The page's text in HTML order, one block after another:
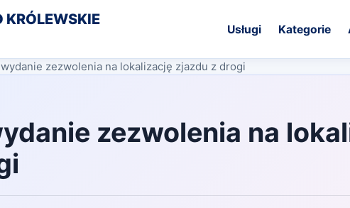
KRÓLEWSKIE
Usługi Kategorie
zezwolenia na lokalizację zjazdu z drogi
zezwolenia na